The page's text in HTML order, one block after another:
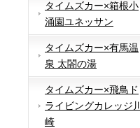
タイムズカー×箱根小
涌園ユネッサン
タイムズカー×有馬温
泉 太閤の湯
タイムズカー×飛鳥ド
ライビングカレッジ川
崎